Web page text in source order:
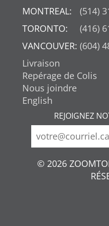
MONTREAL:
(514)
TORONTO:
(416)
VANCOUVER: (604)
Livraison
Repérage de Colis
Nous joindre
English
REJOIGNEZ
© 2026